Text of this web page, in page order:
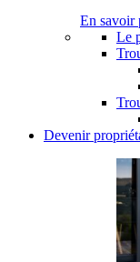
En savoir
Le
Devenir